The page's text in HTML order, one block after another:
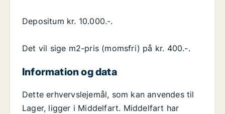
Depositum kr. 10.000.-.
Det vil sige m2-pris (momsfri) på kr. 400.-.
Information og data
Dette erhvervslejemål, som kan anvendes til
Lager, ligger i Middelfart. Middelfart har